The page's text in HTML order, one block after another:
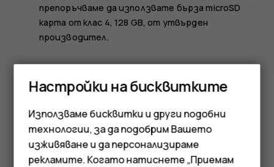
препоръчваме да използвате бърза microSD
карта от клас 4, 128 GB, от утвърден
производител.
Промяна на местоположението на запазени
снимки и видеоклипове
Докоснете Камера
Докоснетеmenu>settingsНастройки>Памет на
телефона.
Настройки на бисквитките
Използваме бисквитки и други подобни
технологии, за да подобрим Вашето
изживяване и да персонализираме
рекламите. Когато натиснете „Приемам